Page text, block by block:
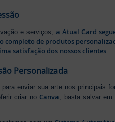
e serviços,a Atual Card
completo de produtos
satisfação dos nossos clientes
Personalizada
enviar sua arte nos principais
criar no Canva, basta salvar em